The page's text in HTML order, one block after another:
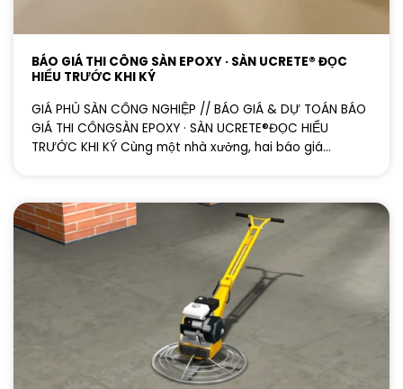
BÁO GIÁ THI CÔNG SÀN EPOXY · SÀN UCRETE® ĐỌC
HIỂU TRƯỚC KHI KÝ
GIÁ PHỦ SÀN CÔNG NGHIỆP // BÁO GIÁ & DỰ TOÁN BÁO
GIÁ THI CÔNGSÀN EPOXY · SÀN UCRETE®ĐỌC HIỂU
TRƯỚC KHI KÝ Cùng một nhà xưởng, hai báo giá...